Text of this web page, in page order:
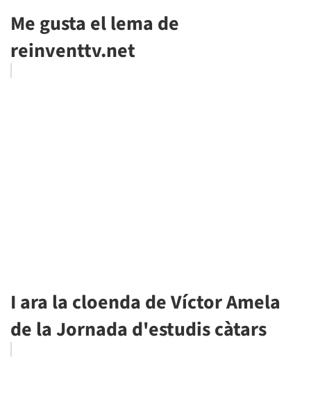
Me gusta el lema de
reinventtv.net
I ara la cloenda de Víctor Amela
de la Jornada d'estudis càtars